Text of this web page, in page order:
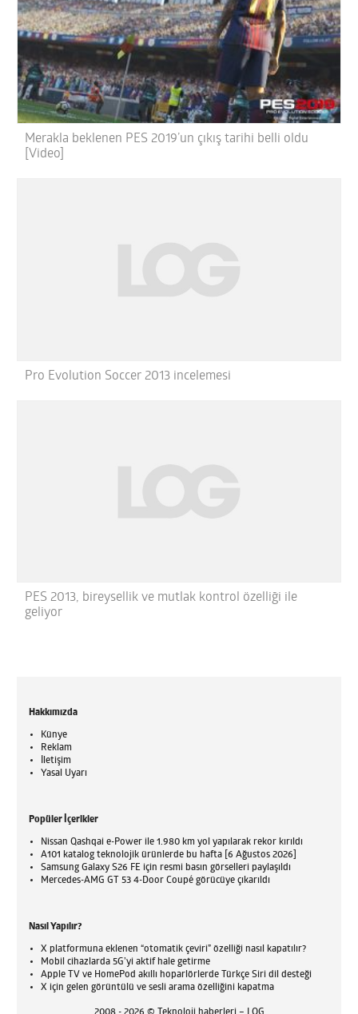
Merakla beklenen PES 2019’un çıkış tarihi belli oldu
[Video]
Pro Evolution Soccer 2013 incelemesi
PES 2013, bireysellik ve mutlak kontrol özelliği ile
geliyor
Hakkımızda
Künye
Reklam
İletişim
Yasal Uyarı
Popüler İçerikler
Nissan Qashqai e-Power ile 1.980 km yol yapılarak rekor kırıldı
A101 katalog teknolojik ürünlerde bu hafta [6 Ağustos 2026]
Samsung Galaxy S26 FE için resmi basın görselleri paylaşıldı
Mercedes-AMG GT 53 4-Door Coupé görücüye çıkarıldı
Nasıl Yapılır?
X platformuna eklenen “otomatik çeviri” özelliği nasıl kapatılır?
Mobil cihazlarda 5G’yi aktif hale getirme
Apple TV ve HomePod akıllı hoparlörlerde Türkçe Siri dil desteği
X için gelen görüntülü ve sesli arama özelliğini kapatma